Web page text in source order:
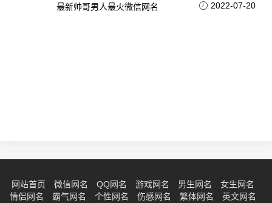
最新帅哥男人最火微信网名 2022-07-20
网站首页 微信网名 QQ网名 游戏网名 男生网名
女生网名
情侣网名
霸气网名 个性网名 伤感网名 繁体网名
英文网名